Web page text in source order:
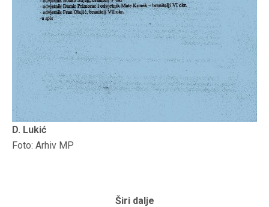
D. Lukić
Foto: Arhiv MP
Širi dalje